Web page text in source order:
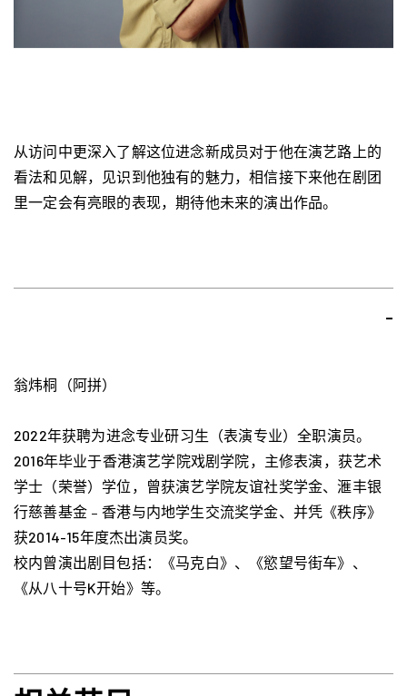
从访问中更深入了解这位进念新成员对于他在演艺路上的
看法和见解，见识到他独有的魅力，相信接下来他在剧团
里一定会有亮眼的表现，期待他未来的演出作品。
-
翁炜桐（阿拼）
2022年获聘为进念专业研习生（表演专业）全职演员。
2016年毕业于香港演艺学院戏剧学院，主修表演，获艺术
学士（荣誉）学位，曾获演艺学院友谊社奖学金、滙丰银
行慈善基金﹣香港与内地学生交流奖学金、并凭《秩序》
获2014-15年度杰出演员奖。
校内曾演出剧目包括：《马克白》、《慾望号街车》、
《从八十号K开始》等。